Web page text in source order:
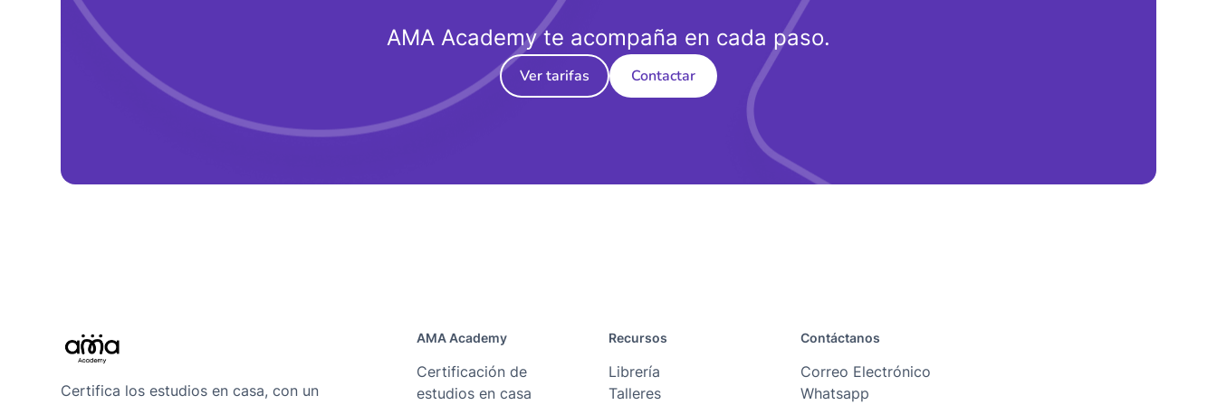
AMA Academy te acompaña en cada paso.
Ver tarifas Contactar
Certifica los estudios en casa, con un
AMA Academy
Certificación de
estudios en casa
Recursos
Librería
Talleres
Contáctanos
Correo Electrónico
Whatsapp